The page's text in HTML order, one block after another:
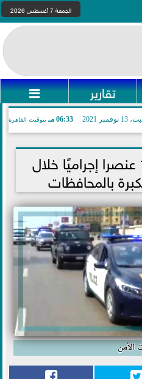
الجمعة 7 أغسطس 2026
تقارير 
2021 06:33 مـ بتوقيت القاهرة
تفاصيل مصرع 14 عنصرا إجراميًا خلال
بالمحافظات
الأمن